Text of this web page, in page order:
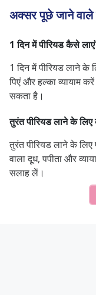
अक्सर पूछे जाने वाले
1 दिन में पीरियड कैसे
1 दिन में पीरियड लाने के
पिएं और हल्का व्यायाम
सकता है।
तुरंत पीरियड लाने के लिए
तुरंत पीरियड लाने के लिए
वाला दूध, पपीता और
सलाह लें।